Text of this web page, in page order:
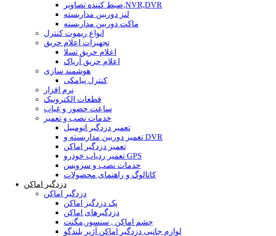
ضبط کننده تصاویر,NVR,DVR
لنز دوربین مداربسته
ماکت دوربین مداربسته
انواع ریموت کنترل
تجهیزات اعلام حریق
اعلام حریق تسلا
اعلام حریق آریاک
هوشمند سازی
کنترل پیامکی
نرم افزار
قطعات الکترونیک
ساعت حضور و غیاب
خدمات نصب و تعمیر
تعمیر دزدگیر اتومبیل
تعمیر دوربین مداربسته و DVR
تعمیر دزدگیر اماکن
تعمیر ردیاب خودرو GPS
خدمات نصب و سرویس
کاتالوگ و راهنمای محصولات
دزدگیر اماکن
دزدگیر اماکن
پک دزدگیر اماکن
دزدگیرهای اماکن
چشم اماکن , سنسور,مگنت
لوازم جانبی دزدگیر اماکن آژیر بلندگو